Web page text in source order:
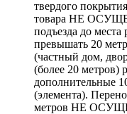
твердого
товара НЕ
подъезда до
превышать 20
(частный дом,
(более 20 метров)
дополнительные
(элемента).
метров НЕ